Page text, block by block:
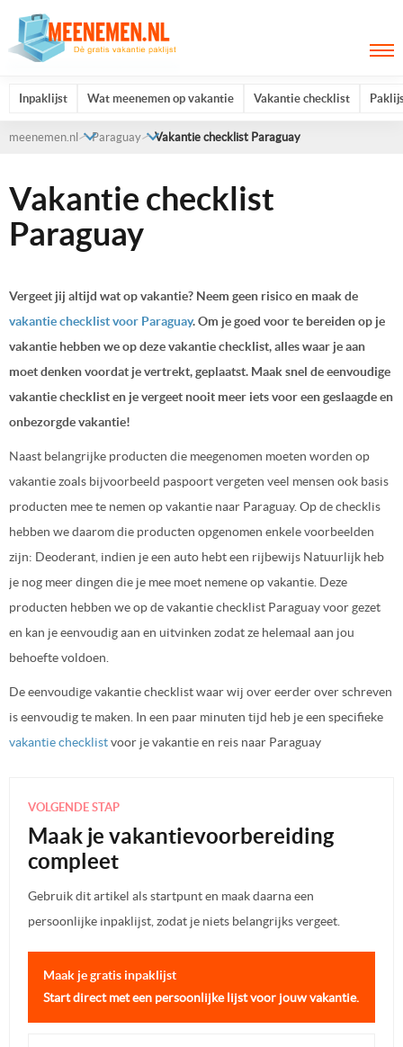
Inpaklijst Wat meenemen op vakantie Vakantie checklist
meenemen.nl Paraguay Vakantie checklist Paraguay
Vakantie checklist
Paraguay
Vergeet jij altijd wat op vakantie? Neem geen risico en maak de
vakantie checklist voor Paraguay. Om je goed voor te bereiden op je
vakantie hebben we op deze vakantie checklist, alles waar je aan
moet denken voordat je vertrekt, geplaatst. Maak snel de eenvoudige
vakantie checklist en je vergeet nooit meer iets voor een geslaagde en
onbezorgde vakantie!
Naast belangrijke producten die meegenomen moeten worden op
vakantie zoals bijvoorbeeld paspoort vergeten veel mensen ook basis
producten mee te nemen op vakantie naar Paraguay. Op de checklis
hebben we daarom die producten opgenomen enkele voorbeelden
zijn: Deoderant, indien je een auto hebt een rijbewijs Natuurlijk heb
je nog meer dingen die je mee moet nemene op vakantie. Deze
producten hebben we op de vakantie checklist Paraguay voor gezet
en kan je eenvoudig aan en uitvinken zodat ze helemaal aan jou
behoefte voldoen.
De eenvoudige vakantie checklist waar wij over eerder over schreven
is eenvoudig te maken. In een paar minuten tijd heb je een specifieke
vakantie checklistvoor je vakantie en reis naar Paraguay
VOLGENDE STAP
Maak je vakantievoorbereiding
compleet
Gebruik dit artikel als startpunt en maak daarna een
persoonlijke inpaklijst, zodat je niets belangrijks vergeet.
Maak je gratis inpaklijst
Start direct met een persoonlijke lijst voor jouw vakantie.